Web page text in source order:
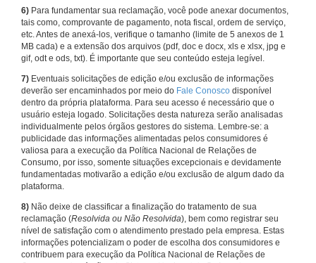
6) Para fundamentar sua reclamação, você pode anexar documentos,
tais como, comprovante de pagamento, nota fiscal, ordem de serviço,
etc. Antes de anexá-los, verifique o tamanho (limite de 5 anexos de 1
MB cada) e a extensão dos arquivos (pdf, doc e docx, xls e xlsx, jpg e
gif, odt e ods, txt). É importante que seu conteúdo esteja legível.
7) Eventuais solicitações de edição e/ou exclusão de informações
deverão ser encaminhados por meio do Fale Conosco disponível
dentro da própria plataforma. Para seu acesso é necessário que o
usuário esteja logado. Solicitações desta natureza serão analisadas
individualmente pelos órgãos gestores do sistema. Lembre-se: a
publicidade das informações alimentadas pelos consumidores é
valiosa para a execução da Política Nacional de Relações de
Consumo, por isso, somente situações excepcionais e devidamente
fundamentadas motivarão a edição e/ou exclusão de algum dado da
plataforma.
8) Não deixe de classificar a finalização do tratamento de sua
reclamação (Resolvida ou Não Resolvida), bem como registrar seu
nível de satisfação com o atendimento prestado pela empresa. Estas
informações potencializam o poder de escolha dos consumidores e
contribuem para execução da Política Nacional de Relações de